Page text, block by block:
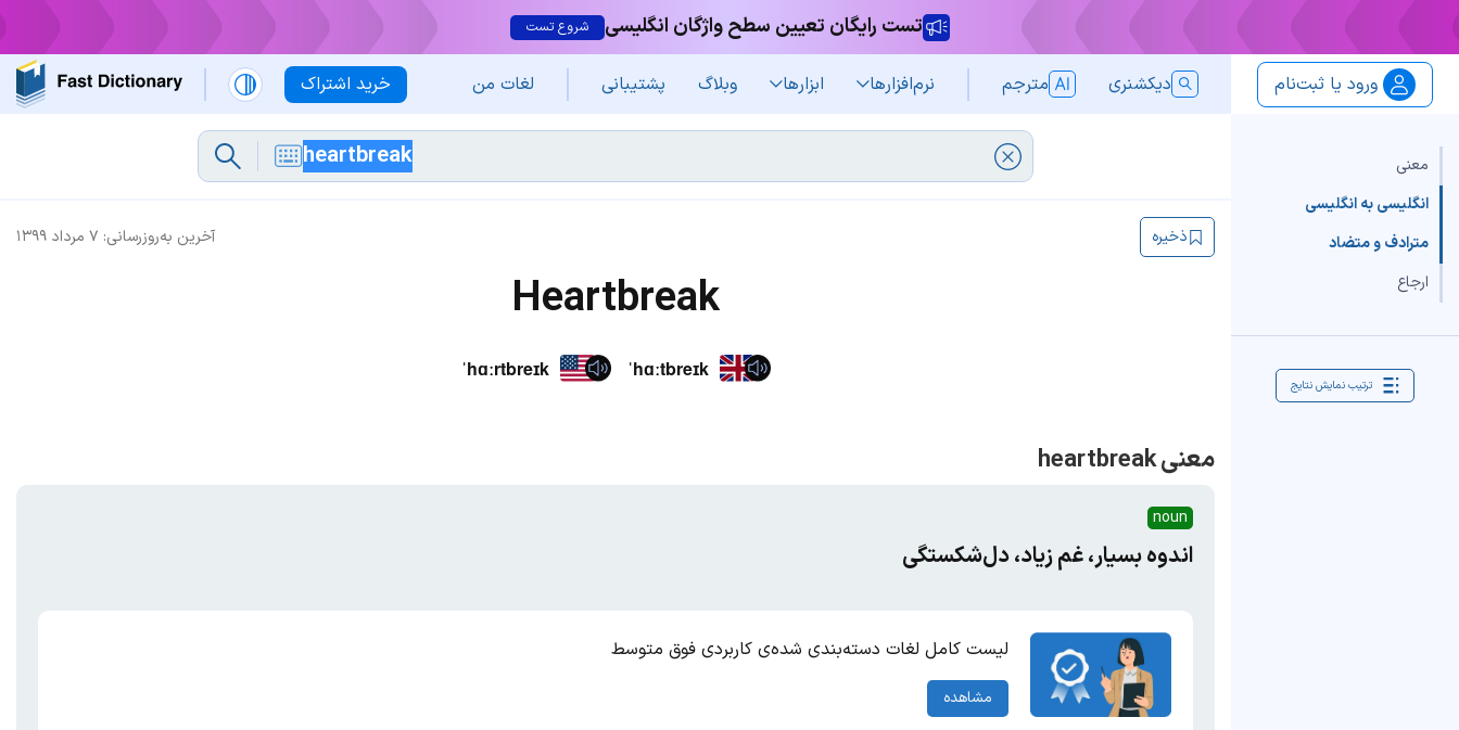
تست رایگان تعیین سطح واژگان انگلیسی شروع تست
خرید اشتراک ورود یا ثبت‌نام دیکشنری مترجم نرم‌افزار‌ها ابزارها وبلاگ پشتیبانی لغات من
معنی
انگلیسی به انگلیسی
مترادف و متضاد
ارجاع
ترتیب نمایش نتایج
آخرین به‌روزرسانی: ۷ مرداد ۱۳۹۹ ذخیره
Heartbreak
ˈhɑːrtbreɪk ˈhɑːtbreɪk
معنی heartbreak
noun
اندوه بسیار، غم زیاد، دل‌شکستگی
لیست کامل لغات دسته‌بندی شده‌ی کاربردی فوق متوسط
مشاهده